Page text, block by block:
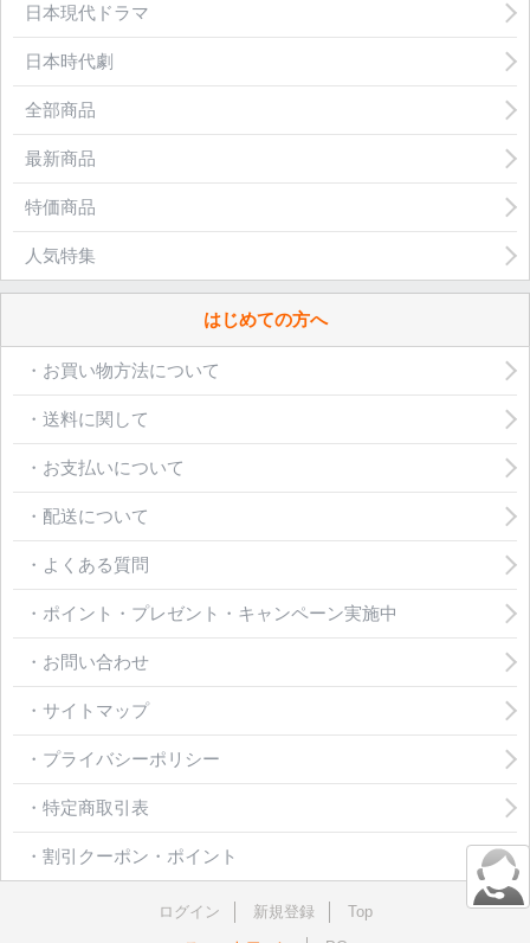
日本現代ドラマ
日本時代劇
全部商品
最新商品
特価商品
人気特集
はじめての方へ
・お買い物方法について
・送料に関して
・お支払いについて
・配送について
・よくある質問
・ポイント・プレゼント・キャンペーン実施中
・お問い合わせ
・サイトマップ
・プライバシーポリシー
・特定商取引表
・割引クーポン・ポイント
ログイン 新規登録
Top